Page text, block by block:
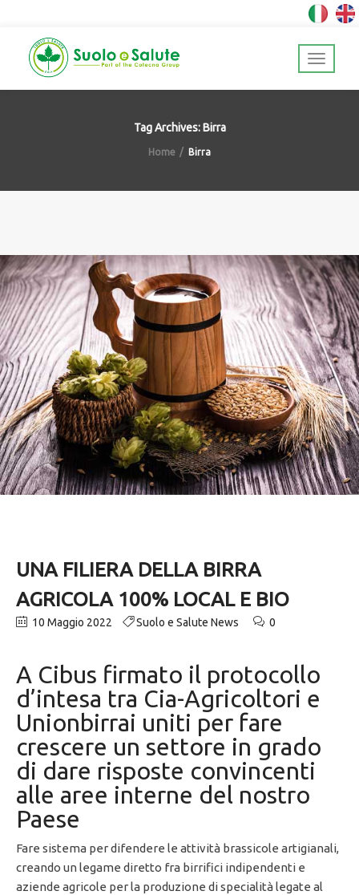
Tag Archives: Birra
Home Birra
UNA FILIERA DELLA BIRRA
AGRICOLA 100% LOCAL E BIO
10 Maggio 2022 Suolo e Salute News 0
A Cibus firmato il protocollo
d’intesa tra Cia-Agricoltori e
Unionbirrai uniti per fare
crescere un settore in grado
di dare risposte convincenti
alle aree interne del nostro
Paese
Fare sistema per difendere le attività brassicole artigianali,
creando un legame diretto fra birrifici indipendenti e
aziende agricole per la produzione di specialità legate al